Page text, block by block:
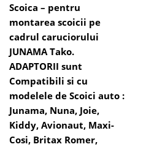
Scoica – pentru
montarea scoicii pe
cadrul caruciorului
JUNAMA Tako.
ADAPTORII sunt
Compatibili si cu
modelele de Scoici auto :
Junama, Nuna, Joie,
Kiddy, Avionaut, Maxi-
Cosi, Britax Romer,